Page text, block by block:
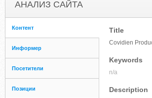
АНАЛИЗ САЙТА
Контент
Информер
Посетители
Позиции
Title
Covidien
Keywords
n/a
Description